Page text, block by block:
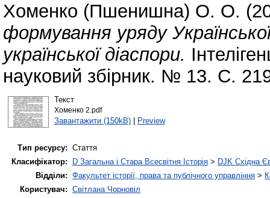
Хоменко (Пшенишна) О. О.
формування уряду
української діаспори.
науковий збірник. № 13. С.
Текст
Хоменко 2.pdf
Завантажити (150kB)| Preview
Тип ресурсу: Стаття
Класифікатор:
D Загальна і Стара Всесвітня Історія > DJK Східна
Відділи: Факультет історії, права та публічного управління >
Користувач: Світлана Чорновіл